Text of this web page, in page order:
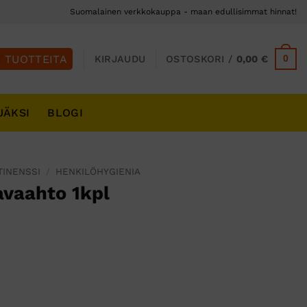
Suomalainen verkkokauppa - maan edullisimmat hinnat!
KIRJAUDU OSTOSKORI / 0,00€ 0
BLOGI
HENKILÖHYGIENIA
1kpl